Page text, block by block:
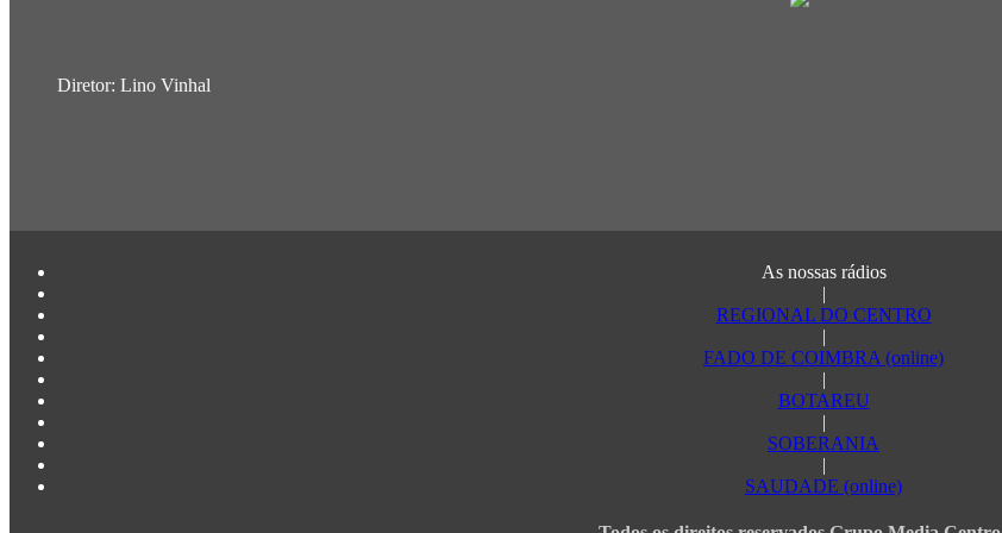
Diretor: Lino Vinhal
As nossas rádios
|
REGIONAL DO CENTRO
|
FADO DE COIMBRA (online)
|
BOTAREU
|
SOBERANIA
|
SAUDADE (online)